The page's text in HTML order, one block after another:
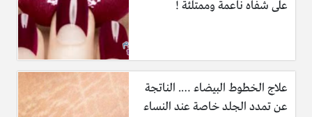
على شفاه ناعمة وممتلئة !
علاج الخطوط البيضاء …. الناتجة
عن تمدد الجلد خاصة عند النساء